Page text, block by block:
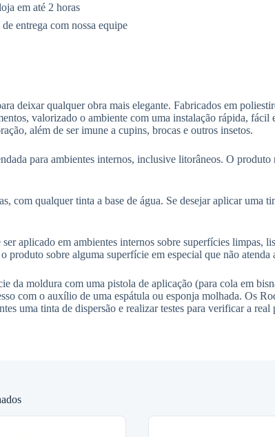
em até 2 horas
entrega com nossa equipe
deixar qualquer obra mais elegante. Fabricados em
valorizado o ambiente com uma instalação rápida,
além de ser imune a cupins, brocas e outros insetos.
para ambientes internos, inclusive litorâneos. O
com qualquer tinta a base de água. Se desejar aplicar uma
aplicado em ambientes internos sobre superfícies limpas,
produto sobre alguma superfície em especial que não
da moldura com uma pistola de aplicação (para cola em
com o auxílio de uma espátula ou esponja molhada. Os
uma tinta de dispersão e realizar testes para verificar a real